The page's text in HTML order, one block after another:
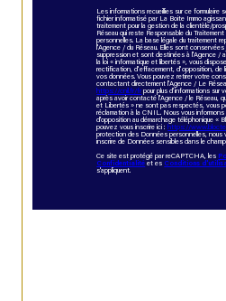
Les informations recueillies sur ce formulaire
fichier informatisé par La Boite Immo
traitement pour la gestion de la clientèle/
Réseau qui reste Responsable du
personnelles. La base légale du traitement
l'Agence / du Réseau. Elles sont conservées
suppression et sont destinées à l'Agence /
la loi « informatique et libertés », vous
rectification, d’effacement, d’opposition, de
vos données. Vous pouvez retirer votre
contactant directement l’Agence / Le
https://cnil.fr/fr pour plus d’informations sur
après avoir contacté l'Agence / le Réseau,
et Libertés » ne sont pas respectés, vous
réclamation à la CNIL. Nous vous informons
d'opposition au démarchage téléphonique «
pouvez vous inscrire ici : https://
protection des Données personnelles, nous
inscrire de Données sensibles dans le champ
Ce site est protégé par reCAPTCHA, les
Confidentialité et es Conditions
s'appliquent.